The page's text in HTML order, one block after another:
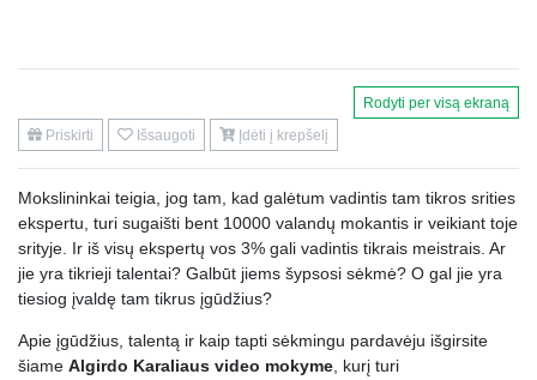
Rodyti per visą ekraną
Priskirti
Išsaugoti Įdėti į krepšelį
Mokslininkai teigia, jog tam, kad galėtum vadintis tam tikros srities
ekspertu, turi sugaišti bent 10000 valandų mokantis ir veikiant toje
srityje. Ir iš visų ekspertų vos 3% gali vadintis tikrais meistrais. Ar
jie yra tikrieji talentai? Galbūt jiems šypsosi sėkmė? O gal jie yra
tiesiog įvaldę tam tikrus įgūdžius?
Apie įgūdžius, talentą ir kaip tapti sėkmingu pardavėju išgirsite
šiame Algirdo Karaliaus video mokyme , kurį turi